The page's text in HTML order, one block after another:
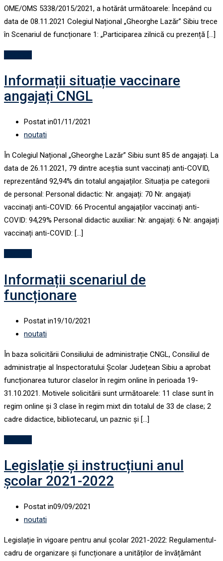
OME/OMS 5338/2015/2021, a hotărât următoarele: Începând cu
data de 08.11.2021 Colegiul Național „Gheorghe Lazăr” Sibiu trece
în Scenariul de funcționare 1: „Participarea zilnică cu prezență […]
Informații situație vaccinare
angajați CNGL
Postat in01/11/2021
noutati
În Colegiul Național „Gheorghe Lazăr” Sibiu sunt 85 de angajați. La
data de 26.11.2021, 79 dintre aceștia sunt vaccinați anti-COVID,
reprezentând 92,94% din totalul angajaților. Situația pe categorii
de personal: Personal didactic: Nr. angajați: 70 Nr. angajați
vaccinați anti-COVID: 66 Procentul angajaților vaccinați anti-
COVID: 94,29% Personal didactic auxiliar: Nr. angajați: 6 Nr. angajați
vaccinați anti-COVID: […]
Informații scenariul de
funcționare
Postat in19/10/2021
noutati
În baza solicitării Consiliului de administrație CNGL, Consiliul de
administrație al Inspectoratului Școlar Județean Sibiu a aprobat
funcționarea tuturor claselor în regim online în perioada 19-
31.10.2021. Motivele solicitării sunt următoarele: 11 clase sunt în
regim online și 3 clase în regim mixt din totalul de 33 de clase; 2
cadre didactice, bibliotecarul, un paznic și […]
Legislație și instrucțiuni anul
școlar 2021-2022
Postat in09/09/2021
noutati
Legislație în vigoare pentru anul școlar 2021-2022: Regulamentul-
cadru de organizare și funcționare a unităților de învățământ